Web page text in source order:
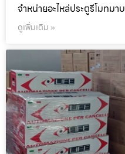
จำหน่ายอะไหล่ประตูรีโมทม
ดูเพิ่มเติม »